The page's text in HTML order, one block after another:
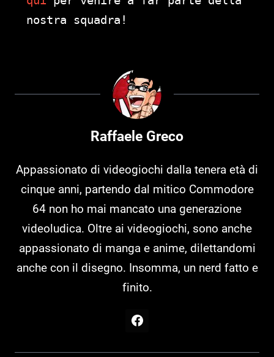
nostra squadra!
Raffaele Greco
Appassionato di videogiochi dalla tenera età di
cinque anni, partendo dal mitico Commodore
64 non ho mai mancato una generazione
videoludica. Oltre ai videogiochi, sono anche
appassionato di manga e anime, dilettandomi
anche con il disegno. Insomma, un nerd fatto e
finito.